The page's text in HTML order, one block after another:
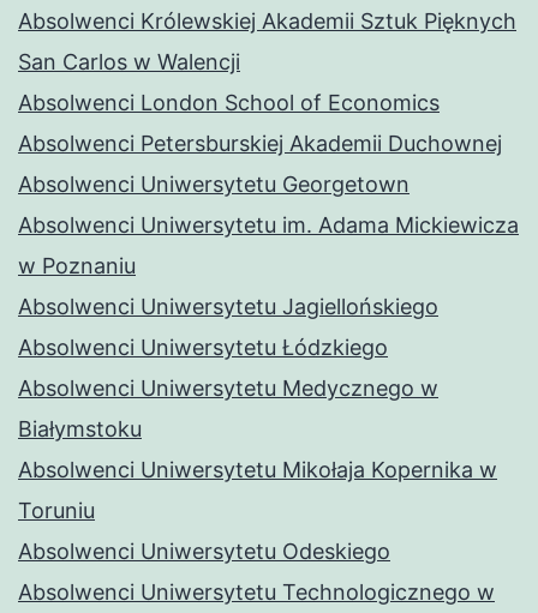
Absolwenci Królewskiej Akademii Sztuk Pięknych
San Carlos w Walencji
Absolwenci London School of Economics
Absolwenci Petersburskiej Akademii Duchownej
Absolwenci Uniwersytetu Georgetown
Absolwenci Uniwersytetu im. Adama Mickiewicza
w Poznaniu
Absolwenci Uniwersytetu Jagiellońskiego
Absolwenci Uniwersytetu Łódzkiego
Absolwenci Uniwersytetu Medycznego w
Białymstoku
Absolwenci Uniwersytetu Mikołaja Kopernika w
Toruniu
Absolwenci Uniwersytetu Odeskiego
Absolwenci Uniwersytetu Technologicznego w